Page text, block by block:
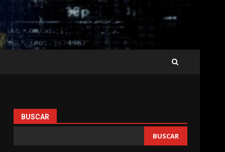
BUSCAR
BUSCAR